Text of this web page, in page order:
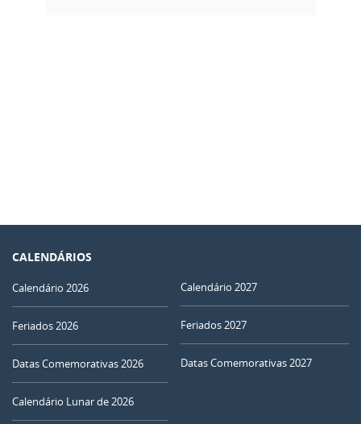
CALENDÁRIOS
Calendário 2026
Feriados 2026
Datas Comemorativas 2026
Calendário Lunar de 2026
Calendário 2027
Feriados 2027
Datas Comemorativas 2027